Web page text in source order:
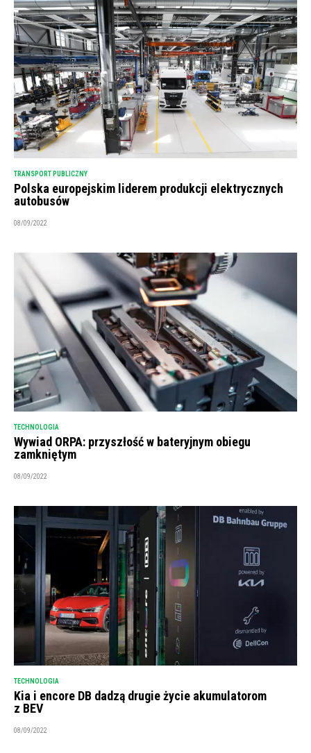
TRANSPORT PUBLICZNY
Polska europejskim liderem produkcji elektrycznych
autobusów
08/09/2022
TECHNOLOGIA
Wywiad ORPA: przyszłość w bateryjnym obiegu
zamkniętym
08/09/2022
TECHNOLOGIA
Kia i encore DB dadzą drugie życie akumulatorom
z BEV
08/09/2022